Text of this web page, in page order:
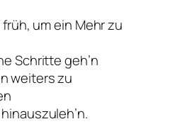
um ein Mehr zu
Schritte geh’n
weiters zu